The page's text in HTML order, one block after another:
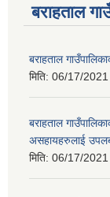
बराहताल
बराहताल
मिति: 06/17/
बराहताल
असहायहरुलाई
मिति: 06/17/